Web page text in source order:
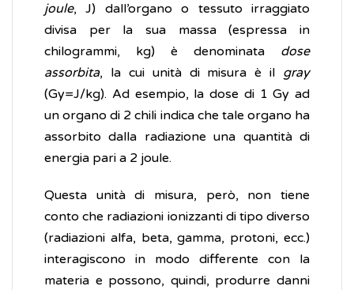
joule, J) dall’organo o tessuto irraggiato
divisa per la sua massa (espressa in
chilogrammi, kg) è denominata dose
assorbita, la cui unità di misura è il gray
(Gy=J/kg). Ad esempio, la dose di 1 Gy ad
un organo di 2 chili indica che tale organo ha
assorbito dalla radiazione una quantità di
energia pari a 2 joule.
Questa unità di misura, però, non tiene
conto che radiazioni ionizzanti di tipo diverso
(radiazioni alfa, beta, gamma, protoni, ecc.)
interagiscono in modo differente con la
materia e possono, quindi, produrre danni